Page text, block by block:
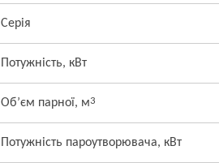
Серія
Потужність, кВт
Об’єм парної, м3
Потужність пароутворювача, кВт